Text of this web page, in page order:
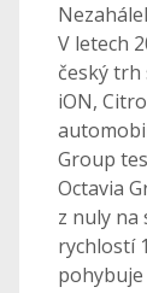
V letech
český
iON,
Group
Octavia
z nuly na
rychlostí
pohybuje